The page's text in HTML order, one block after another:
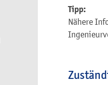
Tipp:
Nähere